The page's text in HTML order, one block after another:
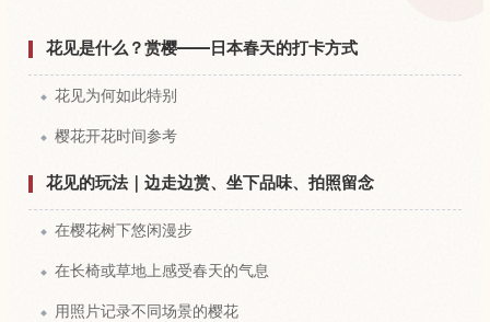
花见是什么？赏樱——日本春天的打卡方式
花见为何如此特别
樱花开花时间参考
花见的玩法｜边走边赏、坐下品味、拍照留念
在樱花树下悠闲漫步
在长椅或草地上感受春天的气息
用照片记录不同场景的樱花